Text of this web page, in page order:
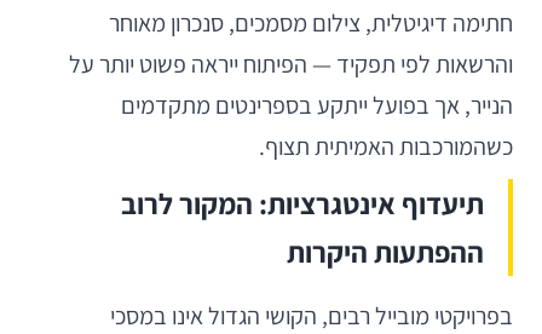
חתימה דיגיטלית, צילום מסמכים, סנכרון מאוחר
והרשאות לפי תפקיד — הפיתוח ייראה פשוט יותר על
הנייר, אך בפועל ייתקע בספרינטים מתקדמים
כשהמורכבות האמיתית תצוף.
תיעדוף אינטגרציות: המקור לרוב
ההפתעות היקרות
בפרויקטי מובייל רבים, הקושי הגדול אינו במסכי